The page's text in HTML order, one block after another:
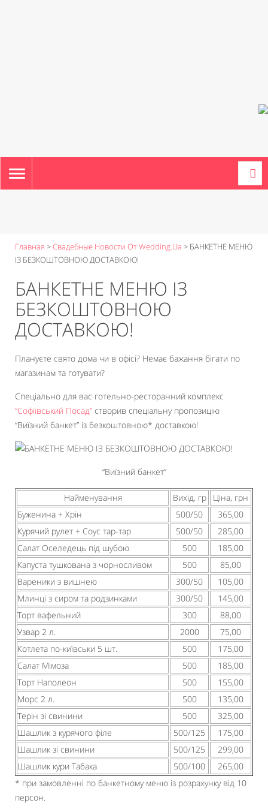
TOGGLE
NAVIGATION
Главная >Свадебные Новости От Wedding.ua > БАНКЕТНЕ МЕНЮ
ІЗ БЕЗКОШТОВНОЮ ДОСТАВКОЮ!
БАНКЕТНЕ МЕНЮ ІЗ
БЕЗКОШТОВНОЮ
ДОСТАВКОЮ!
Плануєте свято дома чи в офісі? Немає бажання бігати по
магазинам та готувати?
Спеціально для вас готельно-ресторанний комплекс
“Софіївський Посад” створив спеціальну пропозицію
“Виїзний банкет” із безкоштовною* доставкою!
“Виїзний банкет”
Найменування Вихід, гр
Ціна, грн
Буженина + Хрін
500/50
365,00
Курячий рулет + Соус тар-тар
500/50
285,00
Салат Оселедець під шубою
500
185,00
Капуста тушкована з чорносливом
500
85,00
Вареники з вишнею
300/50
105,00
Млинці з сиром та родзинками
300/50
145,00
Торт вафельний
300
88,00
Узвар 2 л.
2000
75,00
Котлета по-київськи 5 шт.
500
175,00
Салат Мімоза
500
185,00
Торт Наполеон
500
155,00
Морс 2 л.
500
135,00
Терін зі свинини
500
325,00
Шашлик з курячого філе
500/125
175,00
Шашлик зі свинини
500/125
299,00
Шашлик кури Табака
500/100
265,00
* при замовленні по банкетному меню із розрахунку від 10
персон.